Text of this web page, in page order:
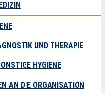
UND THERAPIE
HYGIENE
AN DIE ORGANISATION